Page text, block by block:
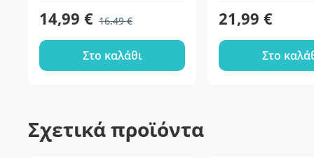
14,99 € 16,49 €
Στο καλάθι
21,99 €
Στο
Σχετικά προϊόντα